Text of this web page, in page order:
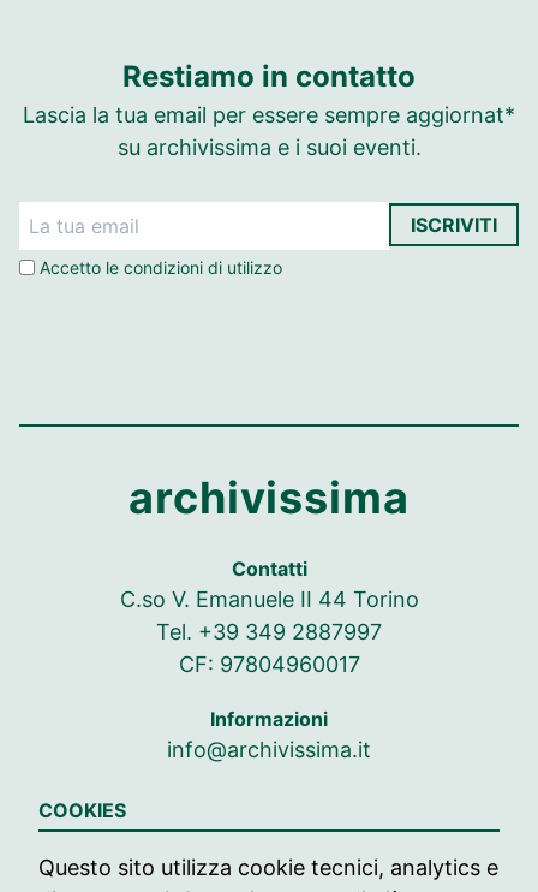
Restiamo in contatto
Lascia la tua email per essere sempre aggiornat*
su archivissima e i suoi eventi.
Accetto le condizioni di utilizzo
ISCRIVITI
archivissima
Contatti
C.so V. Emanuele II 44 Torino
Tel. +39 349 2887997
CF: 97804960017
Informazioni
info@archivissima.it
Seguici su Facebook
Seguici su
Seguici su
COOKIES
Questo sito utilizza cookie tecnici, analytics e